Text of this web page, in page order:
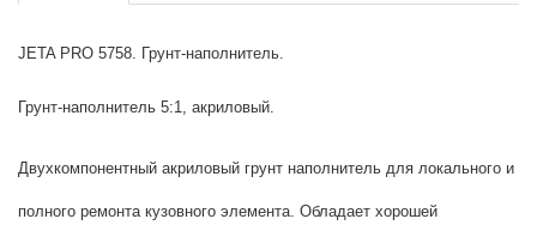
JETA PRO 5758. Грунт-наполнитель.
Грунт-наполнитель 5:1, акриловый.
Двухкомпонентный акриловый грунт наполнитель для локального и
полного ремонта кузовного элемента. Обладает хорошей